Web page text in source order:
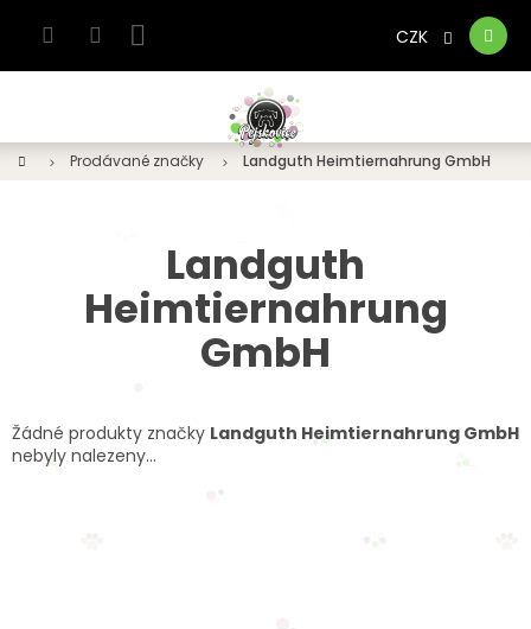
Nákupní
košík
CZK
DomůProdávané značky Landguth Heimtiernahrung GmbH
Landguth
Heimtiernahrung
GmbH
Žádné produkty značky Landguth Heimtiernahrung GmbH
nebyly nalezeny...